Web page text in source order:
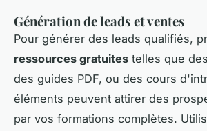
Génération de leads et ventes
Pour générer des leads qualifiés,
ressources gratuites telles que
des guides PDF, ou des cours
éléments peuvent attirer des
par vos formations complètes.